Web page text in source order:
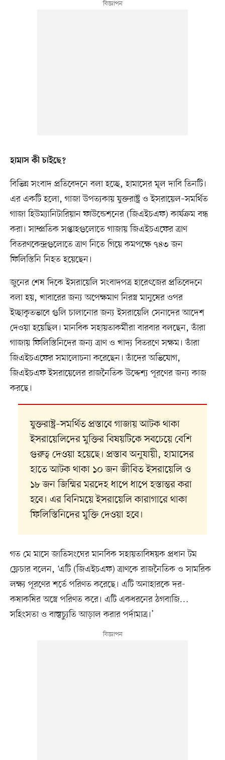
হামাস কী চাইছে?
বিভিন্ন সংবাদ প্রতিবেদনে বলা হচ্ছে, হামাসের মূল দাবি তিনটি।
এর একটি হলো, গাজা উপত্যকায় যুক্তরাষ্ট্র ও ইসরায়েল–সমর্থিত
গাজা হিউম্যানিটারিয়ান ফাউন্ডেশনের (জিএইচএফ) কার্যক্রম বন্ধ
করা। সাম্প্রতিক সপ্তাহগুলোতে গাজায় জিএইচএফের ত্রাণ
বিতরণকেন্দ্রগুলোতে ত্রাণ নিতে গিয়ে কমপক্ষে ৭৪৩ জন
ফিলিস্তিনি নিহত হয়েছেন।
জুনের শেষ দিকে ইসরায়েলি সংবাদপত্র হারেৎজের প্রতিবেদনে
বলা হয়, খাবারের জন্য অপেক্ষমাণ নিরস্ত্র মানুষের ওপর
ইচ্ছাকৃতভাবে গুলি চালানোর জন্য ইসরায়েলি সেনাদের আদেশ
দেওয়া হয়েছিল। মানবিক সহায়তাকর্মীরা বারবার বলছেন, তাঁরা
গাজায় ফিলিস্তিনিদের জন্য ত্রাণ ও খাদ্য বিতরণে সক্ষম। তাঁরা
জিএইচএফের সমালোচনা করেছেন। তাঁদের অভিযোগ,
জিএইচএফ ইসরায়েলের রাজনৈতিক উদ্দেশ্য পূরণের জন্য কাজ
করছে।
যুক্তরাষ্ট্র–সমর্থিত প্রস্তাবে গাজায় আটক থাকা
ইসরায়েলিদের মুক্তির বিষয়টিকে সবচেয়ে বেশি
গুরুত্ব দেওয়া হয়েছে। প্রস্তাব অনুযায়ী, হামাসের
হাতে আটক থাকা ১০ জন জীবিত ইসরায়েলি ও
১৮ জন জিম্মির মরদেহ ধাপে ধাপে হস্তান্তর করা
হবে। এর বিনিময়ে ইসরায়েলি কারাগারে থাকা
ফিলিস্তিনিদের মুক্তি দেওয়া হবে।
গত মে মাসে জাতিসংঘের মানবিক সহায়তাবিষয়ক প্রধান টম
ফ্লেচার বলেন, ‘এটি (জিএইচএফ) ত্রাণকে রাজনৈতিক ও সামরিক
লক্ষ্য পূরণের শর্তে পরিণত করেছে। এটি অনাহারকে দর-
কষাকষির অস্ত্রে পরিণত করে। এটি একধরনের ঠগবাজি…
সহিংসতা ও বাস্তুচ্যুতি আড়াল করার পর্দামাত্র।’